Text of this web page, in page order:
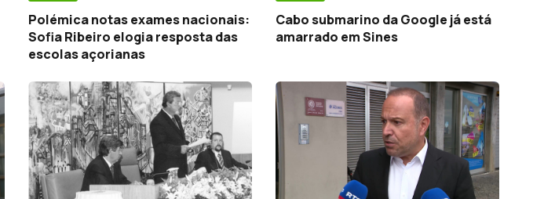
Polémica notas exames nacionais:
Sofia Ribeiro elogia resposta das
escolas açorianas
Cabo submarino da Google já está
amarrado em Sines